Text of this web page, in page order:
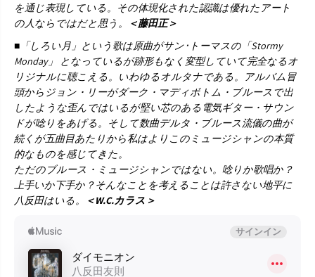
を通じ表現している。その体現化された認識は優れたアート
の人ならではだと思う。
＜藤田正＞
■「しろい月」という歌は原曲がサン･トーマスの「Stormy
Monday」 となっているが跡形もなく変型していて完全なるオ
リジナルに聴こえる。いわゆるオルタナである。アルバム冒
頭からジョン・リーがダーク・マディボトム・ブルースで出
したような歪んではいるが堅い芯のある電気ギター・サウン
ドが唸りをあげる。そして数曲デルタ・ブルース流儀の曲が
続くが五曲目あたりから私はよりこのミュージシャンの本質
的なものを感じてきた。
ただのブルース・ミュージシャンではない。唸りか歌唱か？
上手いか下手か？そんなことを考えることは許さない地平に
八反田はいる。
＜W.C.カラス＞